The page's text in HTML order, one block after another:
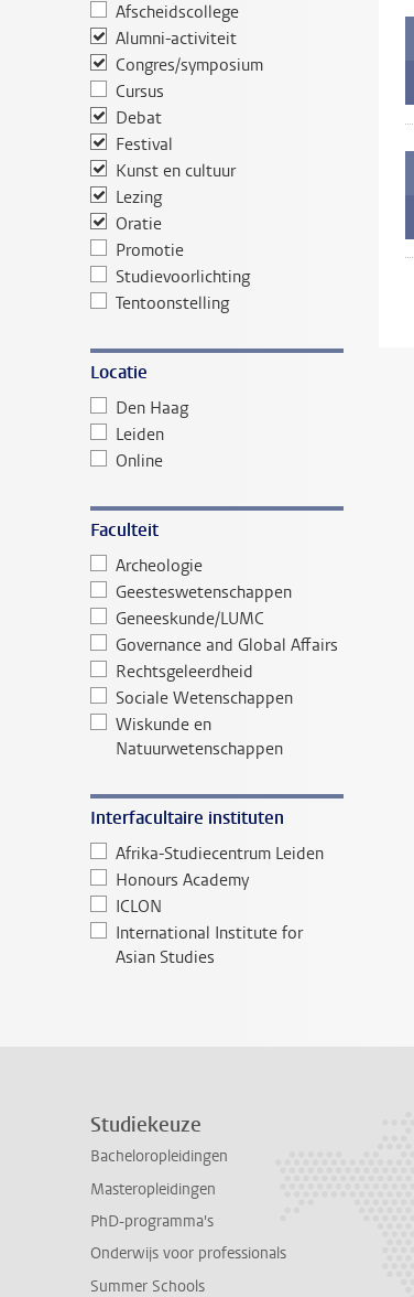
Afscheidscollege
Alumni-activiteit
Congres/symposium
Cursus
Debat
Festival
Kunst en cultuur
Lezing
Oratie
Promotie
Studievoorlichting
Tentoonstelling
Locatie
Den Haag
Leiden
Online
Faculteit
Archeologie
Geesteswetenschappen
Geneeskunde/LUMC
Governance and Global Affairs
Rechtsgeleerdheid
Sociale Wetenschappen
Wiskunde en
Natuurwetenschappen
Interfacultaire instituten
Afrika-Studiecentrum Leiden
Honours Academy
ICLON
International Institute for
Asian Studies
Studiekeuze
Bacheloropleidingen
Masteropleidingen
PhD-programma's
Onderwijs voor professionals
Summer Schools